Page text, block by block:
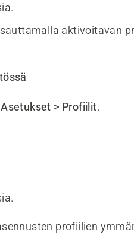
aktivoitavan
> Profiilit.
profiilien